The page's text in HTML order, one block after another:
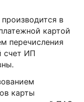
в
картой
перечисления
счет ИП
карты